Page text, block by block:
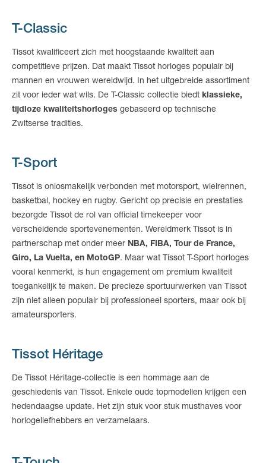
T-Classic
Tissot kwalificeert zich met hoogstaande kwaliteit aan
competitieve prijzen. Dat maakt Tissot horloges populair bij
mannen en vrouwen wereldwijd. In het uitgebreide assortiment
zit voor ieder wat wils. De T-Classic collectie biedt klassieke,
tijdloze kwaliteitshorloges gebaseerd op technische
Zwitserse tradities.
T-Sport
Tissot is onlosmakelijk verbonden met motorsport, wielrennen,
basketbal, hockey en rugby. Gericht op precisie en prestaties
bezorgde Tissot de rol van official timekeeper voor
verscheidende sportevenementen. Wereldmerk Tissot is in
partnerschap met onder meer NBA, FIBA, Tour de France,
Giro, La Vuelta, en MotoGP. Maar wat Tissot T-Sport horloges
vooral kenmerkt, is hun engagement om premium kwaliteit
toegankelijk te maken. De precieze sportuurwerken van Tissot
zijn niet alleen populair bij professioneel sporters, maar ook bij
amateursporters.
Tissot Héritage
De Tissot Héritage-collectie is een hommage aan de
geschiedenis van Tissot. Enkele oude topmodellen krijgen een
hedendaagse update. Het zijn stuk voor stuk musthaves voor
horlogeliefhebbers en verzamelaars.